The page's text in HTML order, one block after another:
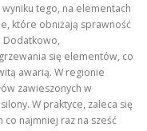
tego, na elementach
które obniżają sprawność
Dodatkowo,
się elementów, co
awarią. W regionie
zawieszonych w
W praktyce, zaleca się
najmniej raz na sześć